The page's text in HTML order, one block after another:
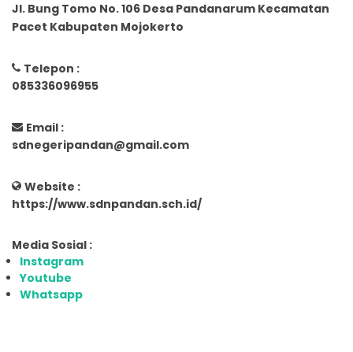
Jl. Bung Tomo No. 106 Desa Pandanarum Kecamatan
Pacet Kabupaten Mojokerto
Telepon :
085336096955
Email :
sdnegeripandan@gmail.com
Website :
https://www.sdnpandan.sch.id/
Media Sosial :
Instagram
Youtube
Whatsapp